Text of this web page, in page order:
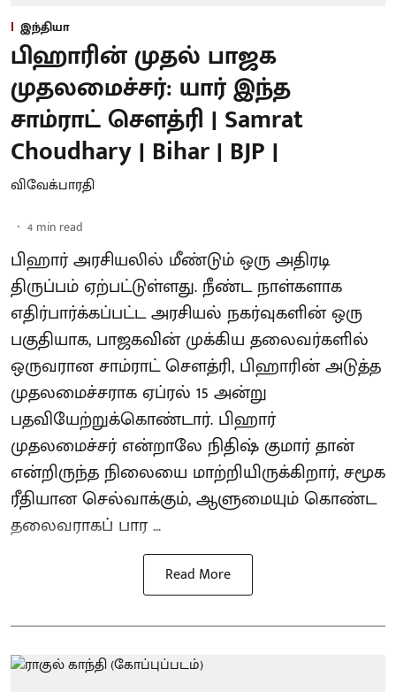
இந்தியா
பிஹாரின் முதல் பாஜக
முதலமைச்சர்: யார் இந்த
சாம்ராட் சௌத்ரி | Samrat
Choudhary | Bihar | BJP |
விவேக்பாரதி
4 min read
பிஹார் அரசியலில் மீண்டும் ஒரு அதிரடி
திருப்பம் ஏற்பட்டுள்ளது. நீண்ட நாள்களாக
எதிர்பார்க்கப்பட்ட அரசியல் நகர்வுகளின் ஒரு
பகுதியாக, பாஜகவின் முக்கிய தலைவர்களில்
ஒருவரான சாம்ராட் சௌத்ரி, பிஹாரின் அடுத்த
முதலமைச்சராக ஏப்ரல் 15 அன்று
பதவியேற்றுக்கொண்டார். பிஹார்
முதலமைச்சர் என்றாலே நிதிஷ் குமார் தான்
என்றிருந்த நிலையை மாற்றியிருக்கிறார், சமூக
ரீதியான செல்வாக்கும், ஆளுமையும் கொண்ட
தலைவராகப் பார ...
Read More